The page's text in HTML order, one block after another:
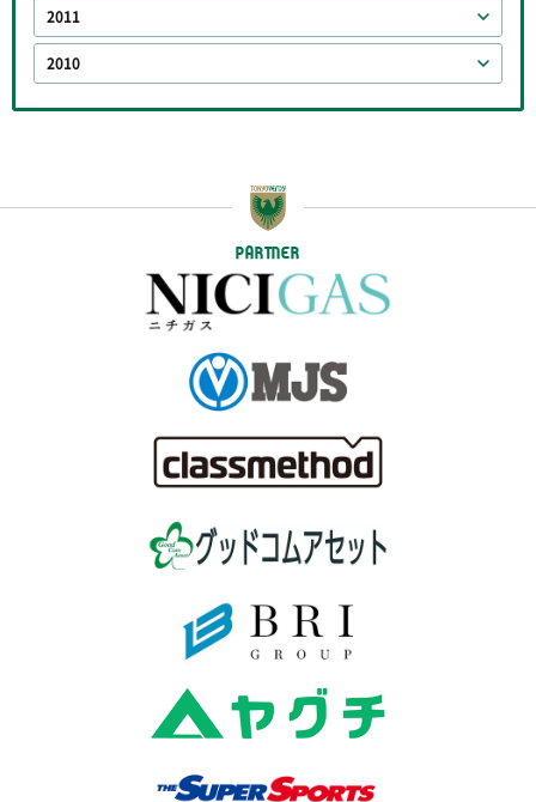
2011
2010
PARTNER